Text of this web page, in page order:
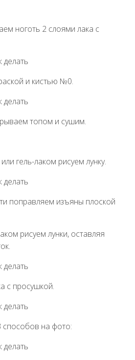
ноготь 2 слоями лака с
и кистью №0.
топом и сушим.
гель-лаком рисуем лунку.
поправляем изъяны плоской
рисуем лунки, оставляя
с просушкой.
способов на фото: